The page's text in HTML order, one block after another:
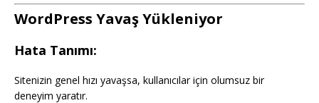
WordPress Yavaş Yükleniyor
Hata Tanımı:
Sitenizin genel hızı yavaşsa, kullanıcılar için olumsuz bir
deneyim yaratır.